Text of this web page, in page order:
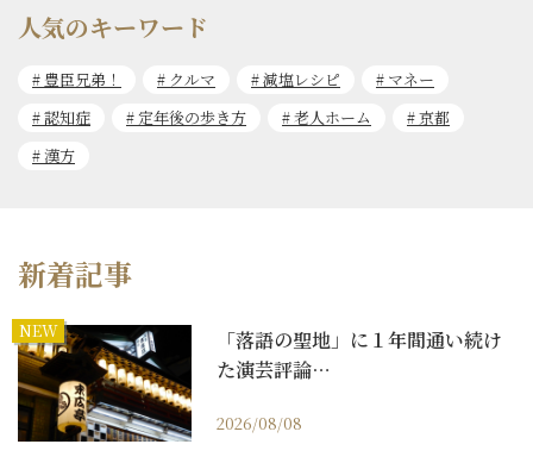
人気のキーワード
豊臣兄弟！ クルマ 減塩レシピ
マネー
認知症
定年後の歩き方 老人ホーム
京都
漢方
新着記事
NEW
「落語の聖地」に１年間通い続け
た演芸評論…
2026/08/08